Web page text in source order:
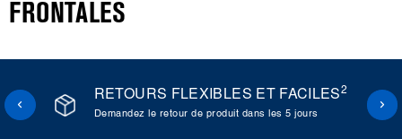
FRONTALES
RETOURS FLEXIBLES ET FACILES2
Demandez le retour de produit dans les 5 jours